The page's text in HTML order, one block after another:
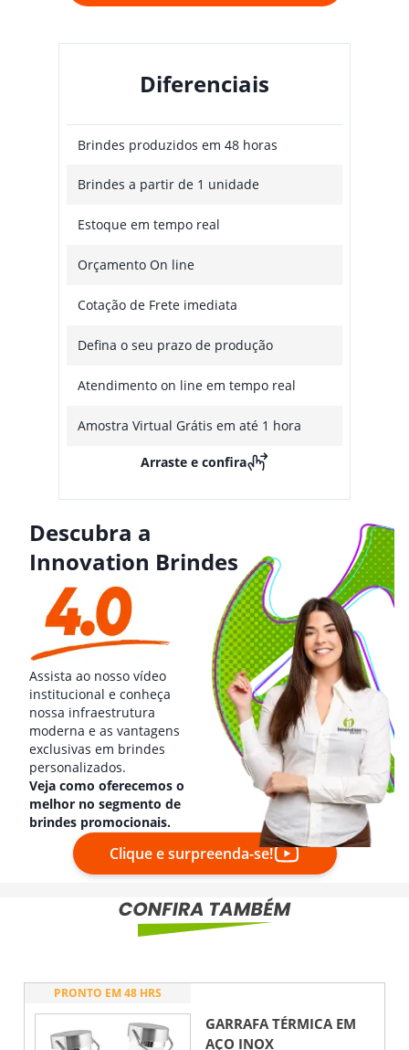
Diferenciais
Brindes produzidos em 48 horas
Brindes a partir de 1 unidade
Estoque em tempo real
Orçamento On line
Cotação de Frete imediata
Defina o seu prazo de produção
Atendimento on line em tempo real
Amostra Virtual Grátis em até 1 hora
Arraste e confira
Descubra a
Innovation Brindes
Assista ao nosso vídeo
institucional e conheça
nossa infraestrutura
moderna e as vantagens
exclusivas em brindes
personalizados.
Veja como oferecemos o
melhor no segmento de
brindes promocionais.
Clique e surpreenda-se!
PRONTO EM 48 HRS
GARRAFA TÉRMICA EM
AÇO INOX